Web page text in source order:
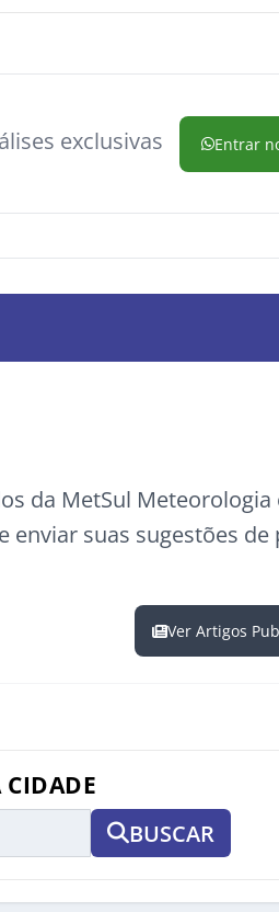
exclusivas
Entrar
da MetSul Meteorologia
enviar suas sugestões de
Ver Artigos
CIDADE
BUSCAR